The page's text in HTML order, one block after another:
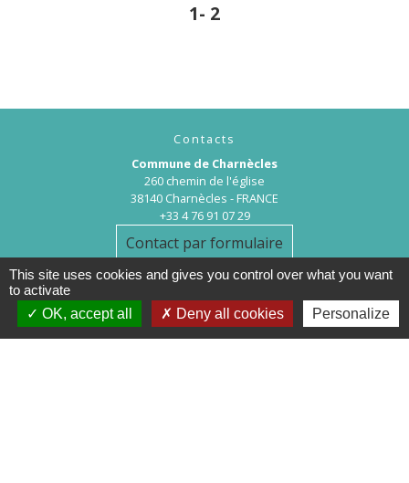
1- 2
Contacts
Commune de Charnècles
260 chemin de l'église
38140 Charnècles - FRANCE
+33 4 76 91 07 29
Contact par formulaire
This site uses cookies and gives you control over what you want
to activate
OK, accept all
Deny all cookies Personalize